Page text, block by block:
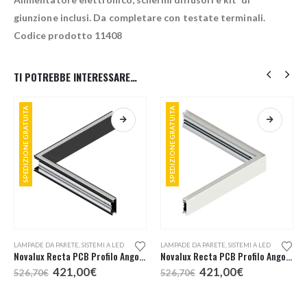
giunzione inclusi. Da completare con testate terminali.
Codice prodotto 11408
TI POTREBBE INTERESSARE…
SPEDIZIONE GRATUITA
LAMPADE DA PARETE SISTEMI A LED
Novalux Recta PCB Profilo Angolare Interno
526,70€ Il
prezzo
421,00€Il
SPEDIZIONE GRATUITA
LAMPADE DA PARETE SISTEMI A LED
Novalux Recta PCB Profilo Angolare Esterno
526,70€ Il
prezzo
421,00€Il